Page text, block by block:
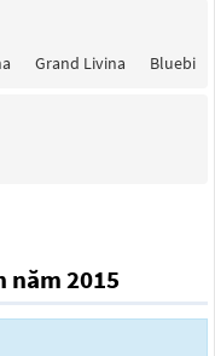
Grand Livina Bluebird
năm 2015